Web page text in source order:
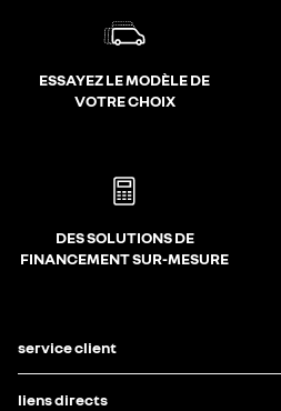
ESSAYEZ LE MODÈLE DE
VOTRE CHOIX
DES SOLUTIONS DE
FINANCEMENT SUR-MESURE
service client
liens directs